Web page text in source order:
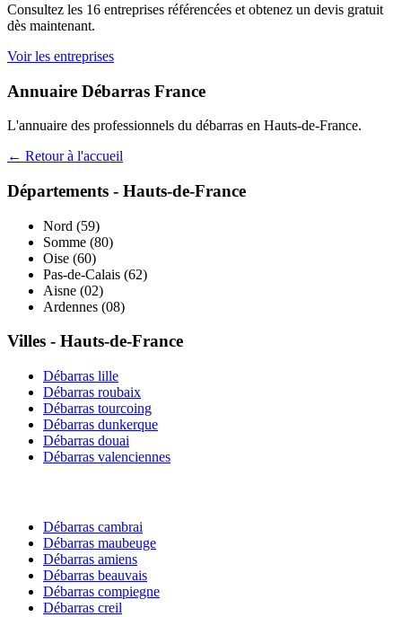
Consultez les 16 entreprises référencées et obtenez un devis gratuit
dès maintenant.
Voir les entreprises
Annuaire Débarras France
L'annuaire des professionnels du débarras en Hauts-de-France.
← Retour à l'accueil
Départements - Hauts-de-France
Nord (59)
Somme (80)
Oise (60)
Pas-de-Calais (62)
Aisne (02)
Ardennes (08)
Villes - Hauts-de-France
Débarras lille
Débarras roubaix
Débarras tourcoing
Débarras dunkerque
Débarras douai
Débarras valenciennes
Débarras cambrai
Débarras maubeuge
Débarras amiens
Débarras beauvais
Débarras compiegne
Débarras creil